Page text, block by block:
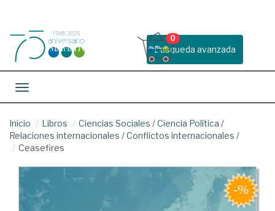
Busqueda avanzada
0
Toggle navigation
Inicio Libros Ciencias Sociales /Ciencia Política /
Relaciones internacionales /Conflictos internacionales /
Ceasefires